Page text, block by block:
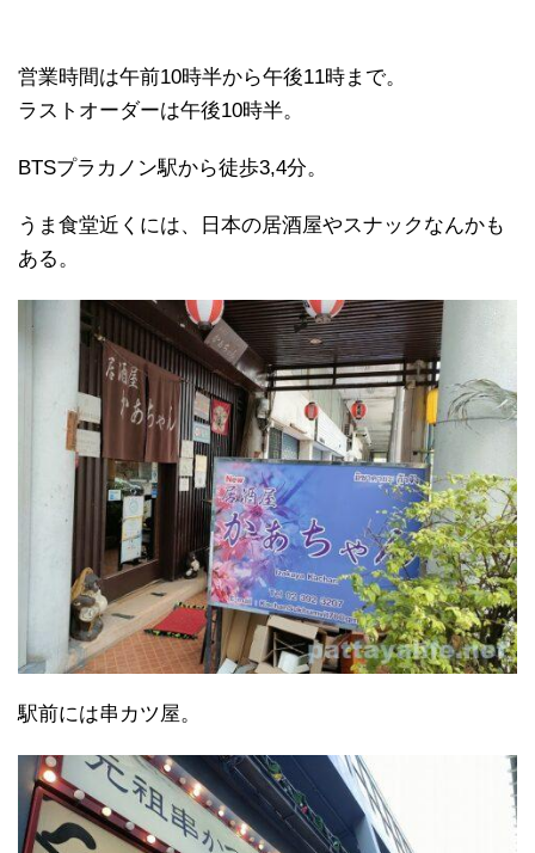
営業時間は午前10時半から午後11時まで。
ラストオーダーは午後10時半。
BTSプラカノン駅から徒歩3,4分。
うま食堂近くには、日本の居酒屋やスナックなんかも
ある。
駅前には串カツ屋。